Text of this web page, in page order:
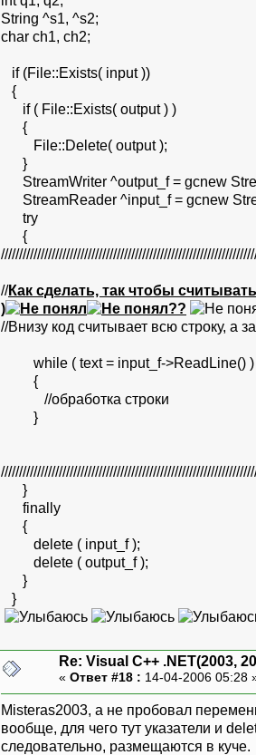
String ^s1, ^s2;
char ch1, ch2;
if (File::Exists( input ))
{
if ( File::Exists( output ) )
{
File::Delete( output );
}
StreamWriter ^output_f = gcnew
StreamReader ^input_f = gcnew
try
{
//Как сделать, так чтобы
)
??
//Внизу код считывает всю строку, а
while ( text = input_f->ReadLine() )
{
//обработка строки
}
}
finally
{
delete ( input_f );
delete ( output_f );
}
}
Re: Visual C++ .NET(2003,
« Ответ #18 : 14-04-2006 05:28
Misteras2003, а не пробовал
вообще, для чего тут указатели и
следовательно, размещаются в куче.